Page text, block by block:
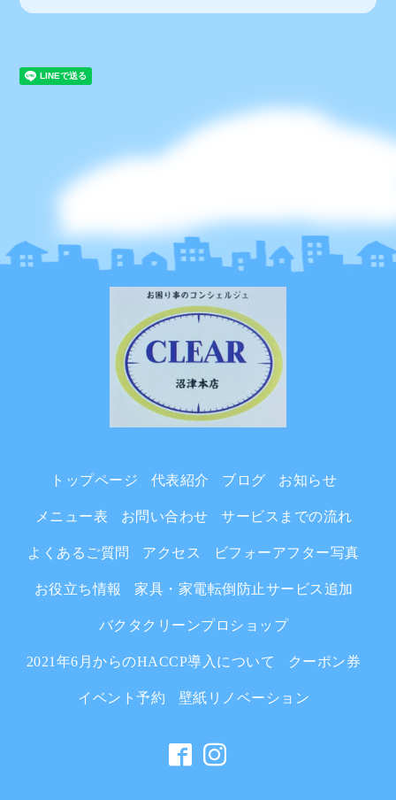
トップページ 代表紹介 ブログ お知らせ
メニュー表 お問い合わせ サービスまでの流れ
よくあるご質問 アクセス ビフォーアフター写真
お役立ち情報 家具・家電転倒防止サービス追加
バクタクリーンプロショップ
2021年6月からのHACCP導入について クーポン券
イベント予約 壁紙リノベーション